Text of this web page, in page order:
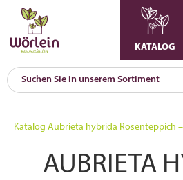
KATALOG
Katalog Aubrieta hybrida Rosenteppich –
AUBRIETA